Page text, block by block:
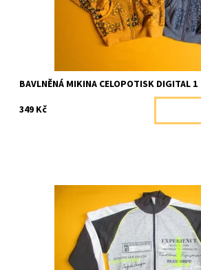
BAVLNĚNÁ MIKINA CELOPOTISK DIGITAL 1
349 Kč
Bavlněná mikina s potiskem a se stojáčkem.
Skladem 1 ks
Arex, ČR